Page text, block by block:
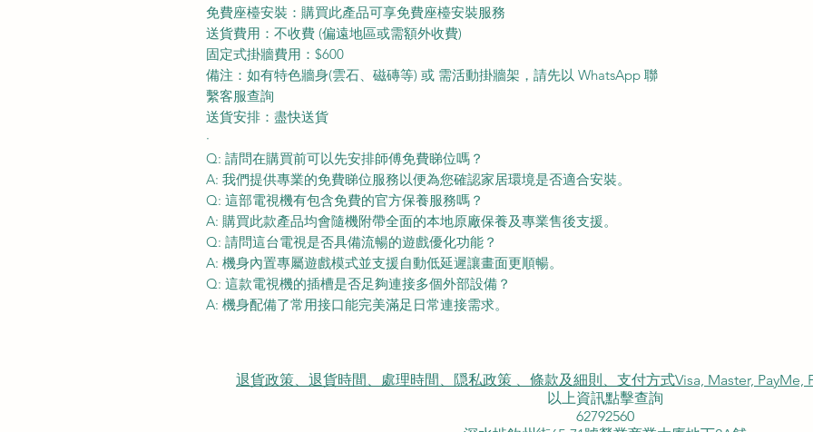
免費座檯安裝：購買此產品可享免費座檯安裝服務
送貨費用：不收費 (偏遠地區或需額外收費)
固定式掛牆費用：$600
備注：如有特色牆身(雲石、磁磚等) 或 需活動掛牆架，請先以 WhatsApp 聯
繫客服查詢
送貨安排：盡快送貨
·
Q: 請問在購買前可以先安排師傅免費睇位嗎？
A: 我們提供專業的免費睇位服務以便為您確認家居環境是否適合安裝。
Q: 這部電視機有包含免費的官方保養服務嗎？
A: 購買此款產品均會隨機附帶全面的本地原廠保養及專業售後支援。
Q: 請問這台電視是否具備流暢的遊戲優化功能？
A: 機身內置專屬遊戲模式並支援自動低延遲讓畫面更順暢。
Q: 這款電視機的插槽是否足夠連接多個外部設備？
A: 機身配備了常用接口能完美滿足日常連接需求。
退貨政策、退貨時間、處理時間、隠私政策 、條款及細則、支付方式Visa, Master, PayMe,
以上資訊點擊查詢
62792560